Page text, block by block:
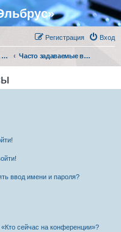
Вход
Регистрация
Форум Сообщества Эльбрус Часто задаваемые вопросы
ввод имени и пароля?
сейчас на конференции»?